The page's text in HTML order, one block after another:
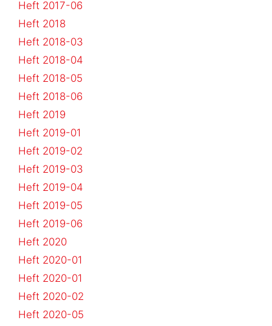
Heft 2017-06
Heft 2018
Heft 2018-03
Heft 2018-04
Heft 2018-05
Heft 2018-06
Heft 2019
Heft 2019-01
Heft 2019-02
Heft 2019-03
Heft 2019-04
Heft 2019-05
Heft 2019-06
Heft 2020
Heft 2020-01
Heft 2020-01
Heft 2020-02
Heft 2020-05